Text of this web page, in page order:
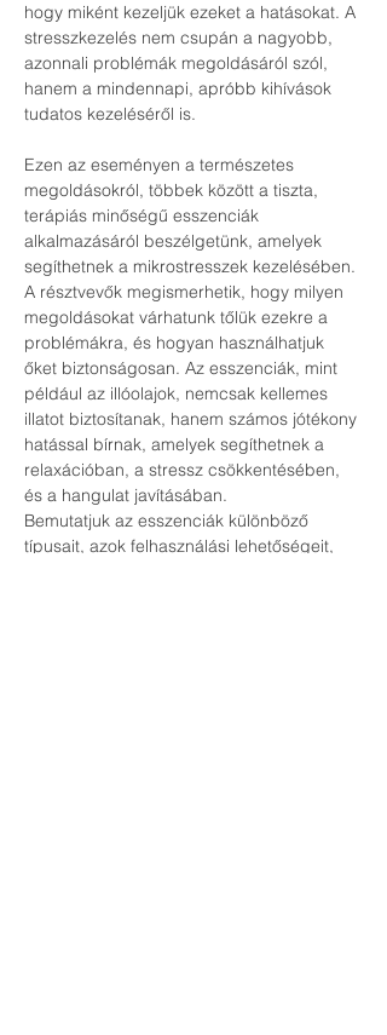
hogy miként kezeljük ezeket a hatásokat. A
stresszkezelés nem csupán a nagyobb,
azonnali problémák megoldásáról szól,
hanem a mindennapi, apróbb kihívások
tudatos kezeléséről is.
Ezen az eseményen a természetes
megoldásokról, többek között a tiszta,
terápiás minőségű esszenciák
alkalmazásáról beszélgetünk, amelyek
segíthetnek a mikrostresszek kezelésében.
A résztvevők megismerhetik, hogy milyen
megoldásokat várhatunk tőlük ezekre a
problémákra, és hogyan használhatjuk
őket biztonságosan. Az esszenciák, mint
például az illóolajok, nemcsak kellemes
illatot biztosítanak, hanem számos jótékony
hatással bírnak, amelyek segíthetnek a
relaxációban, a stressz csökkentésében,
és a hangulat javításában.
Bemutatjuk az esszenciák különböző
típusait, azok felhasználási lehetőségeit,